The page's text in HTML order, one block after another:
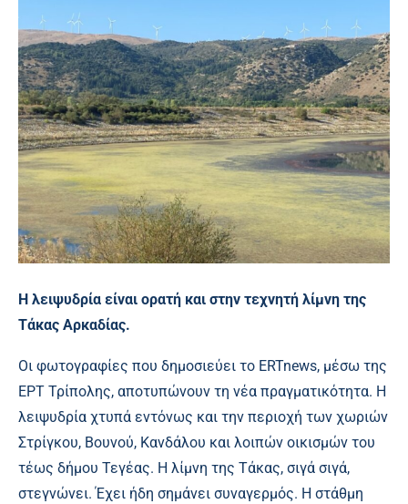
H λειψυδρία είναι ορατή και στην τεχνητή λίμνη της
Τάκας Αρκαδίας.
Οι φωτογραφίες που δημοσιεύει το ERTnews, μέσω της
ΕΡΤ Τρίπολης, αποτυπώνουν τη νέα πραγματικότητα. Η
λειψυδρία χτυπά εντόνως και την περιοχή των χωριών
Στρίγκου, Βουνού, Κανδάλου και λοιπών οικισμών του
τέως δήμου Τεγέας. Η λίμνη της Τάκας, σιγά σιγά,
στεγνώνει. Έχει ήδη σημάνει συναγερμός. Η στάθμη